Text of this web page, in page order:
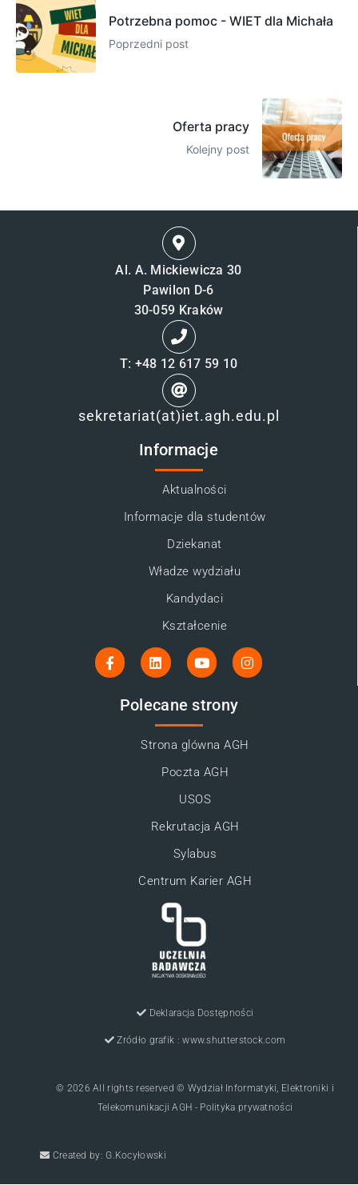
Potrzebna pomoc - WIET dla Michała
Poprzedni post
Oferta pracy
Kolejny post
Al. A. Mickiewicza 30
Pawilon D-6
30-059 Kraków
T: +48 12 617 59 10
sekretariat(at)iet.agh.edu.pl
Informacje
Aktualności
Informacje dla studentów
Dziekanat
Władze wydziału
Kandydaci
Kształcenie
Polecane strony
Strona glówna AGH
Poczta AGH
USOS
Rekrutacja AGH
Sylabus
Centrum Karier AGH
Deklaracja Dostępności
Zródło grafik : www.shutterstock.com
© 2026 All rights reserved © Wydział Informatyki, Elektroniki i
Telekomunikacji AGH - Polityka prywatności
Created by: G.Kocyłowski